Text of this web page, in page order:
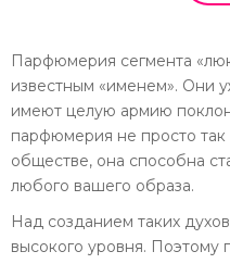
Парфюмерия сегмента
известным «именем». Они
имеют целую армию
парфюмерия не просто так
обществе, она способна
любого вашего образа.
Над созданием таких
высокого уровня. Поэтому